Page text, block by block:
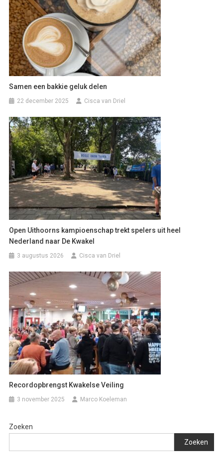
Samen een bakkie geluk delen
22 december 2025 Cisca van Driel
Open Uithoorns kampioenschap trekt spelers uit heel
Nederland naar De Kwakel
3 augustus 2026 Cisca van Driel
Recordopbrengst Kwakelse Veiling
3 november 2025 Marco Koeleman
Zoeken
Zoeken